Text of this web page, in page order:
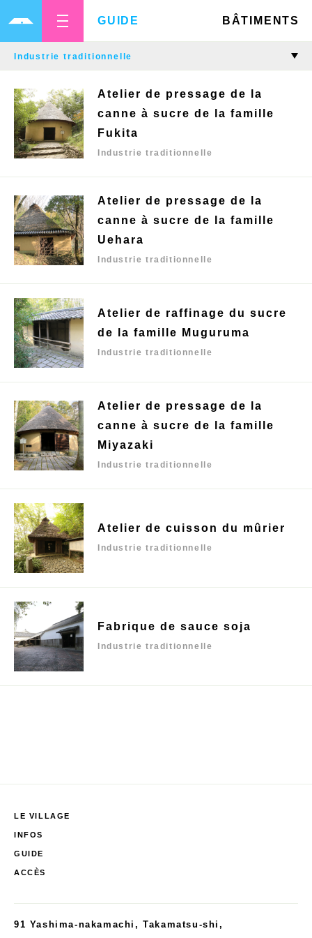
GUIDE BÂTIMENTS
Atelier de pressage de la
canne à sucre de la famille
Fukita
Industrie traditionnelle
Atelier de pressage de la
canne à sucre de la famille
Uehara
Industrie traditionnelle
Atelier de raffinage du sucre
de la famille Muguruma
Industrie traditionnelle
Atelier de pressage de la
canne à sucre de la famille
Miyazaki
Industrie traditionnelle
Atelier de cuisson du mûrier
Industrie traditionnelle
Fabrique de sauce soja
Industrie traditionnelle
LE VILLAGE
INFOS
GUIDE
ACCÈS
91 Yashima-nakamachi, Takamatsu-shi,